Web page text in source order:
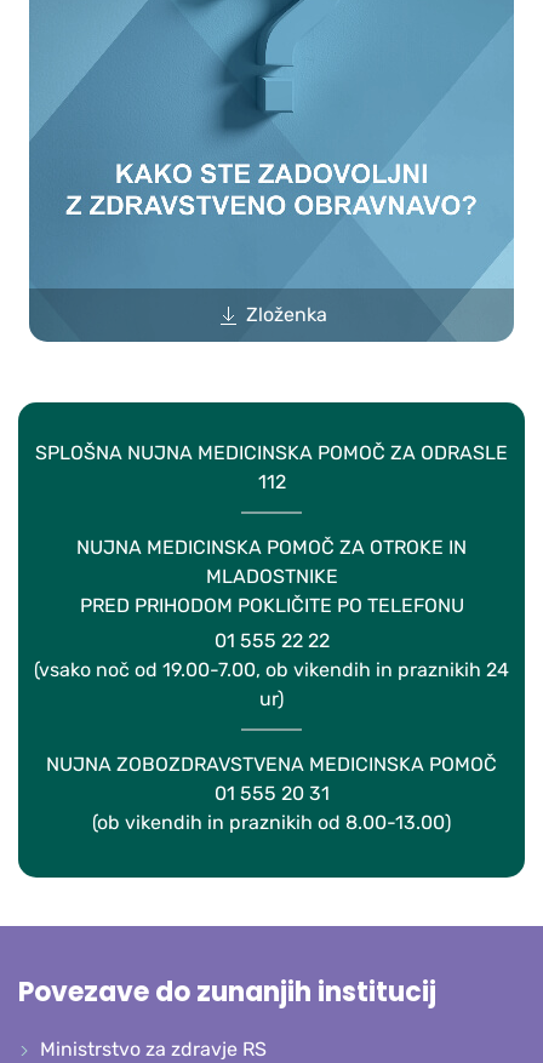
Zloženka
SPLOŠNA NUJNA MEDICINSKA POMOČ ZA ODRASLE
112
NUJNA MEDICINSKA POMOČ ZA OTROKE IN
MLADOSTNIKE
PRED PRIHODOM POKLIČITE PO TELEFONU
01 555 22 22
(vsako noč od 19.00-7.00, ob vikendih in praznikih 24
ur)
NUJNA ZOBOZDRAVSTVENA MEDICINSKA POMOČ
01 555 20 31
(ob vikendih in praznikih od 8.00-13.00)
Povezave do zunanjih institucij
Ministrstvo za zdravje RS